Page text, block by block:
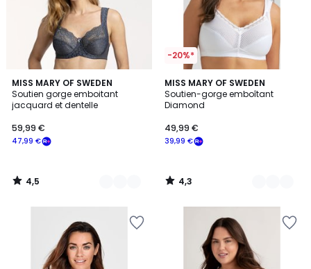
MISS MARY OF SWEDEN
Soutien gorge emboitant
jacquard et dentelle
47,99 €
59,99 €
4,5
/ 5
8
Couleurs
4,5
/
-20%*
MISS MARY OF SWEDEN
Soutien-gorge emboîtant
Diamond
39,99 €
49,99 €
4,3
/ 5
4
Couleurs
4,3
/